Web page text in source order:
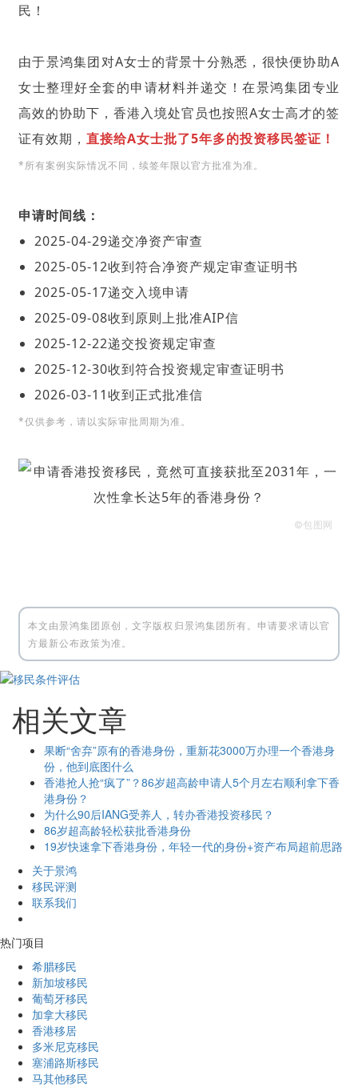
民！
由于景鸿集团对A女士的背景十分熟悉，很快便协助A
女士整理好全套的申请材料并递交！在景鸿集团专业
高效的协助下，香港入境处官员也按照A女士高才的签
证有效期， 直接给A女士批了5年多的投资移民签证！
*所有案例实际情况不同，续签年限以官方批准为准。
申请时间线：
2025-04-29递交净资产审查
2025-05-12收到符合净资产规定审查证明书
2025-05-17递交入境申请
2025-09-08收到原则上批准AIP信
2025-12-22递交投资规定审查
2025-12-30收到符合投资规定审查证明书
2026-03-11收到正式批准信
*仅供参考，请以实际审批周期为准。
©包图网
本文由景鸿集团原创，文字版权归景鸿集团所有。申请要求请以官
方最新公布政策为准。
相关文章
果断“舍弃”原有的香港身份，重新花3000万办理一个香港身
份，他到底图什么
香港抢人抢“疯了”？86岁超高龄申请人5个月左右顺利拿下香
港身份？
为什么90后IANG受养人，转办香港投资移民？
86岁超高龄轻松获批香港身份
19岁快速拿下香港身份，年轻一代的身份+资产布局超前思路
关于景鸿
移民评测
联系我们
热门项目
希腊移民
新加坡移民
葡萄牙移民
加拿大移民
香港移居
多米尼克移民
塞浦路斯移民
马其他移民